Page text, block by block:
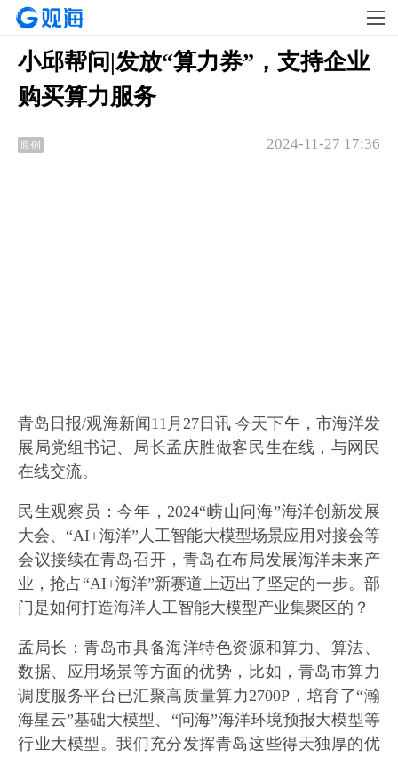
小邱帮问|发放“算力券”，支持企业
购买算力服务
原创 2024-11-27 17:36
青岛日报/观海新闻11月27日讯 今天下午，市海洋发
展局党组书记、局长孟庆胜做客民生在线，与网民
在线交流。
民生观察员：今年，2024“崂山问海”海洋创新发展
大会、“AI+海洋”人工智能大模型场景应用对接会等
会议接续在青岛召开，青岛在布局发展海洋未来产
业，抢占“AI+海洋”新赛道上迈出了坚定的一步。部
门是如何打造海洋人工智能大模型产业集聚区的？
孟局长：青岛市具备海洋特色资源和算力、算法、
数据、应用场景等方面的优势，比如，青岛市算力
调度服务平台已汇聚高质量算力2700P，培育了“瀚
海星云”基础大模型、“问海”海洋环境预报大模型等
行业大模型。我们充分发挥青岛这些得天独厚的优